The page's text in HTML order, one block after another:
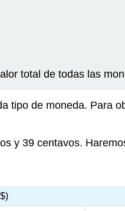
total de todas las
tipo de moneda. Para
y 39 centavos.